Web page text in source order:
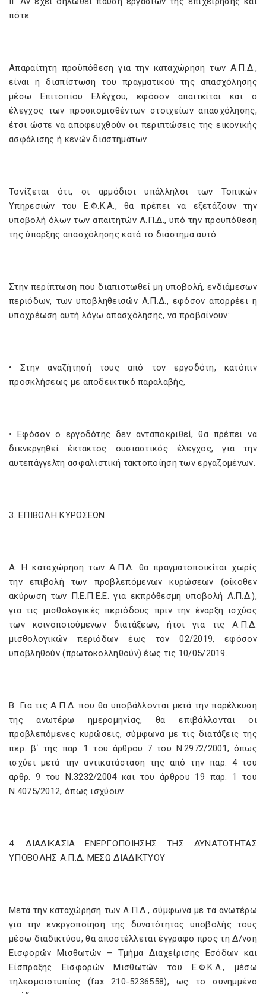
πότε.
Απαραίτητη προϋπόθεση για την καταχώρηση των Α.Π.Δ.,
είναι η διαπίστωση του πραγματικού της απασχόλησης
μέσω Επιτοπίου Ελέγχου, εφόσον απαιτείται και ο
έλεγχος των προσκομισθέντων στοιχείων απασχόλησης,
έτσι ώστε να αποφευχθούν οι περιπτώσεις της εικονικής
ασφάλισης ή κενών διαστημάτων.
Τονίζεται ότι, οι αρμόδιοι υπάλληλοι των Τοπικών
Υπηρεσιών του Ε.Φ.Κ.Α., θα πρέπει να εξετάζουν την
υποβολή όλων των απαιτητών Α.Π.Δ., υπό την προϋπόθεση
της ύπαρξης απασχόλησης κατά το διάστημα αυτό.
Στην περίπτωση που διαπιστωθεί μη υποβολή, ενδιάμεσων
περιόδων, των υποβληθεισών Α.Π.Δ., εφόσον απορρέει η
υποχρέωση αυτή λόγω απασχόλησης, να προβαίνουν:
• Στην αναζήτησή τους από τον εργοδότη, κατόπιν
προσκλήσεως με αποδεικτικό παραλαβής,
• Εφόσον ο εργοδότης δεν ανταποκριθεί, θα πρέπει να
διενεργηθεί έκτακτος ουσιαστικός έλεγχος, για την
αυτεπάγγελτη ασφαλιστική τακτοποίηση των εργαζομένων.
3. ΕΠΙΒΟΛΗ ΚΥΡΩΣΕΩΝ
Α. Η καταχώρηση των Α.Π.Δ. θα πραγματοποιείται χωρίς
την επιβολή των προβλεπόμενων κυρώσεων (οίκοθεν
ακύρωση των Π.Ε.Π.Ε.Ε. για εκπρόθεσμη υποβολή Α.Π.Δ.),
για τις μισθολογικές περιόδους πριν την έναρξη ισχύος
των κοινοποιούμενων διατάξεων, ήτοι για τις Α.Π.Δ.
μισθολογικών περιόδων έως τον 02/2019, εφόσον
υποβληθούν (πρωτοκολληθούν) έως τις 10/05/2019.
Β. Για τις Α.Π.Δ. που θα υποβάλλονται μετά την παρέλευση
της ανωτέρω ημερομηνίας, θα επιβάλλονται οι
προβλεπόμενες κυρώσεις, σύμφωνα με τις διατάξεις της
περ. β΄ της παρ. 1 του άρθρου 7 του Ν.2972/2001, όπως
ισχύει μετά την αντικατάσταση της από την παρ. 4 του
αρθρ. 9 του Ν.3232/2004 και του άρθρου 19 παρ. 1 του
Ν.4075/2012, όπως ισχύουν.
4. ΔΙΑΔΙΚΑΣΙΑ ΕΝΕΡΓΟΠΟΙΗΣΗΣ ΤΗΣ ΔΥΝΑΤΟΤΗΤΑΣ
ΥΠΟΒΟΛΗΣ Α.Π.Δ. ΜΕΣΩ ΔΙΑΔΙΚΤΥΟΥ
Μετά την καταχώρηση των Α.Π.Δ., σύμφωνα με τα ανωτέρω
για την ενεργοποίηση της δυνατότητας υποβολής τους
μέσω διαδικτύου, θα αποστέλλεται έγγραφο προς τη Δ/νση
Εισφορών Μισθωτών – Τμήμα Διαχείρισης Εσόδων και
Είσπραξης Εισφορών Μισθωτών του Ε.Φ.Κ.Α., μέσω
τηλεομοιοτυπίας (fax 210-5236558), ως το συνημμένο